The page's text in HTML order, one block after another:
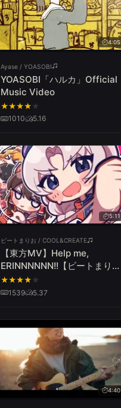
4:05
Ayase / YOASOBI
YOASOBI「ハルカ」Official
Music Video
★★★★ ★
1010
5.16
5:11
ビートまりお / COOL&CREATE
【東方MV】Help me,
ERINNNNNN!!【ビートまり
お】
★★★★ ★
1539
5.37
4:40